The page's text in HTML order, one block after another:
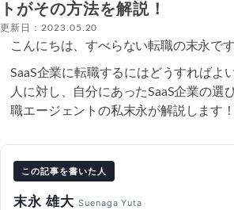
トがその方法を解説！
更新日：2023.05.20
こんにちは、すべらない転職の末永です
SaaS企業に転職するにはどうすればよ
人に対し、自分にあったSaaS企業の選
職エージェントの私末永が解説します！
この記事を書いた人
末永 雄大 Suenaga Yuta